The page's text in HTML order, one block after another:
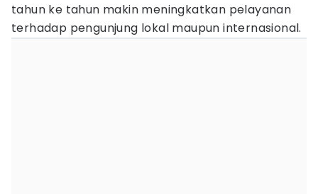
tahun ke tahun makin meningkatkan pelayanan
terhadap pengunjung lokal maupun internasional.